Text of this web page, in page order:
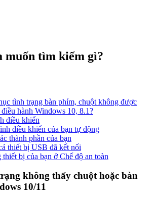
muốn tìm kiếm gì?
tình trạng bàn phím, chuột không được
hành Windows 10, 8.1?
điều khiển
điều khiển của bạn tự động
thành phần của bạn
thiết bị USB đã kết nối
bị của bạn ở Chế độ an toàn
không thấy chuột hoặc bàn
10/11